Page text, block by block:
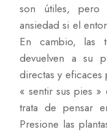
son útiles, pero
ansiedad si el
En cambio, las
devuelven a su
directas y eficaces
« sentir sus pies
trata de pensar
Presione las